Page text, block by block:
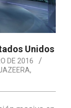
Unidos
DE 2016
,